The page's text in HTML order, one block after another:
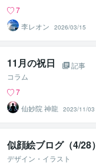
7
李レオン
2026/03/15
11月の祝日
記事
コラム
7
仙妙院 神龍
2023/11/03
似顔絵ブログ（4/28）
デザイン・イラスト